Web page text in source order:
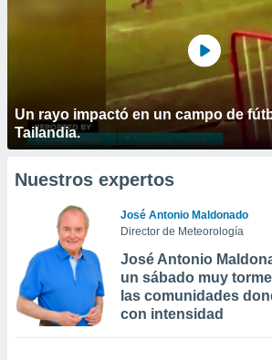
Un rayo impactó en un campo de
Tailandia.
Nuestros expertos
José Antonio Maldonado
Director de Meteorología
José Antonio
un sábado muy
las comunidades
con intensidad